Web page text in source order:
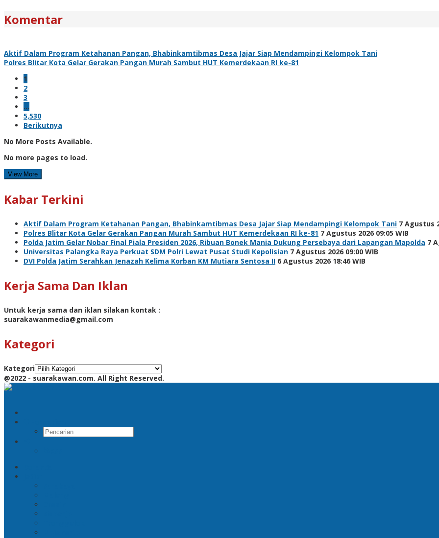
Komentar
Aktif Dalam Program Ketahanan Pangan, Bhabinkamtibmas Desa Jajar Siap Mendampingi Kelompok Tani
Polres Blitar Kota Gelar Gerakan Pangan Murah Sambut HUT Kemerdekaan RI ke-81
1
2
3
…
5,530
Berikutnya
No More Posts Available.
No more pages to load.
View More
Kabar Terkini
Aktif Dalam Program Ketahanan Pangan, Bhabinkamtibmas Desa Jajar Siap Mendampingi Kelompok Tani 7 Agustus
Polres Blitar Kota Gelar Gerakan Pangan Murah Sambut HUT Kemerdekaan RI ke-81 7 Agustus 2026 09:05 WIB
Polda Jatim Gelar Nobar Final Piala Presiden 2026, Ribuan Bonek Mania Dukung Persebaya dari Lapangan Mapolda 7
Universitas Palangka Raya Perkuat SDM Polri Lewat Pusat Studi Kepolisian 7 Agustus 2026 09:00 WIB
DVI Polda Jatim Serahkan Jenazah Kelima Korban KM Mutiara Sentosa II 6 Agustus 2026 18:46 WIB
Kerja Sama Dan Iklan
Untuk kerja sama dan iklan silakan kontak :
suarakawanmedia@gmail.com
Kategori
Kategori
@2022 - suarakawan.com. All Right Reserved.